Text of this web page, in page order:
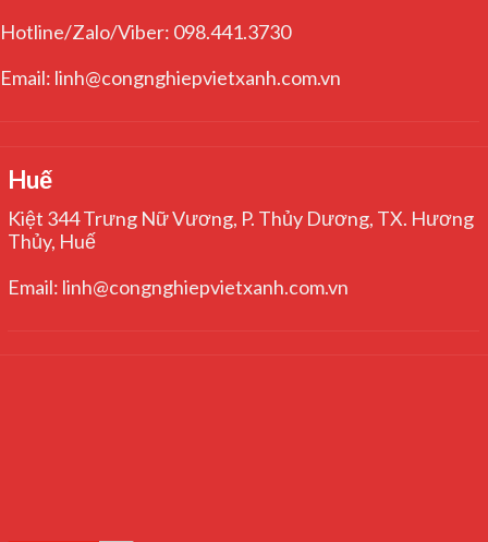
Hotline/Zalo/Viber: 098.441.3730
Email: linh@congnghiepvietxanh.com.vn
Huế
Kiệt 344 Trưng Nữ Vương, P. Thủy Dương, TX. Hương
Thủy, Huế
Email: linh@congnghiepvietxanh.com.vn